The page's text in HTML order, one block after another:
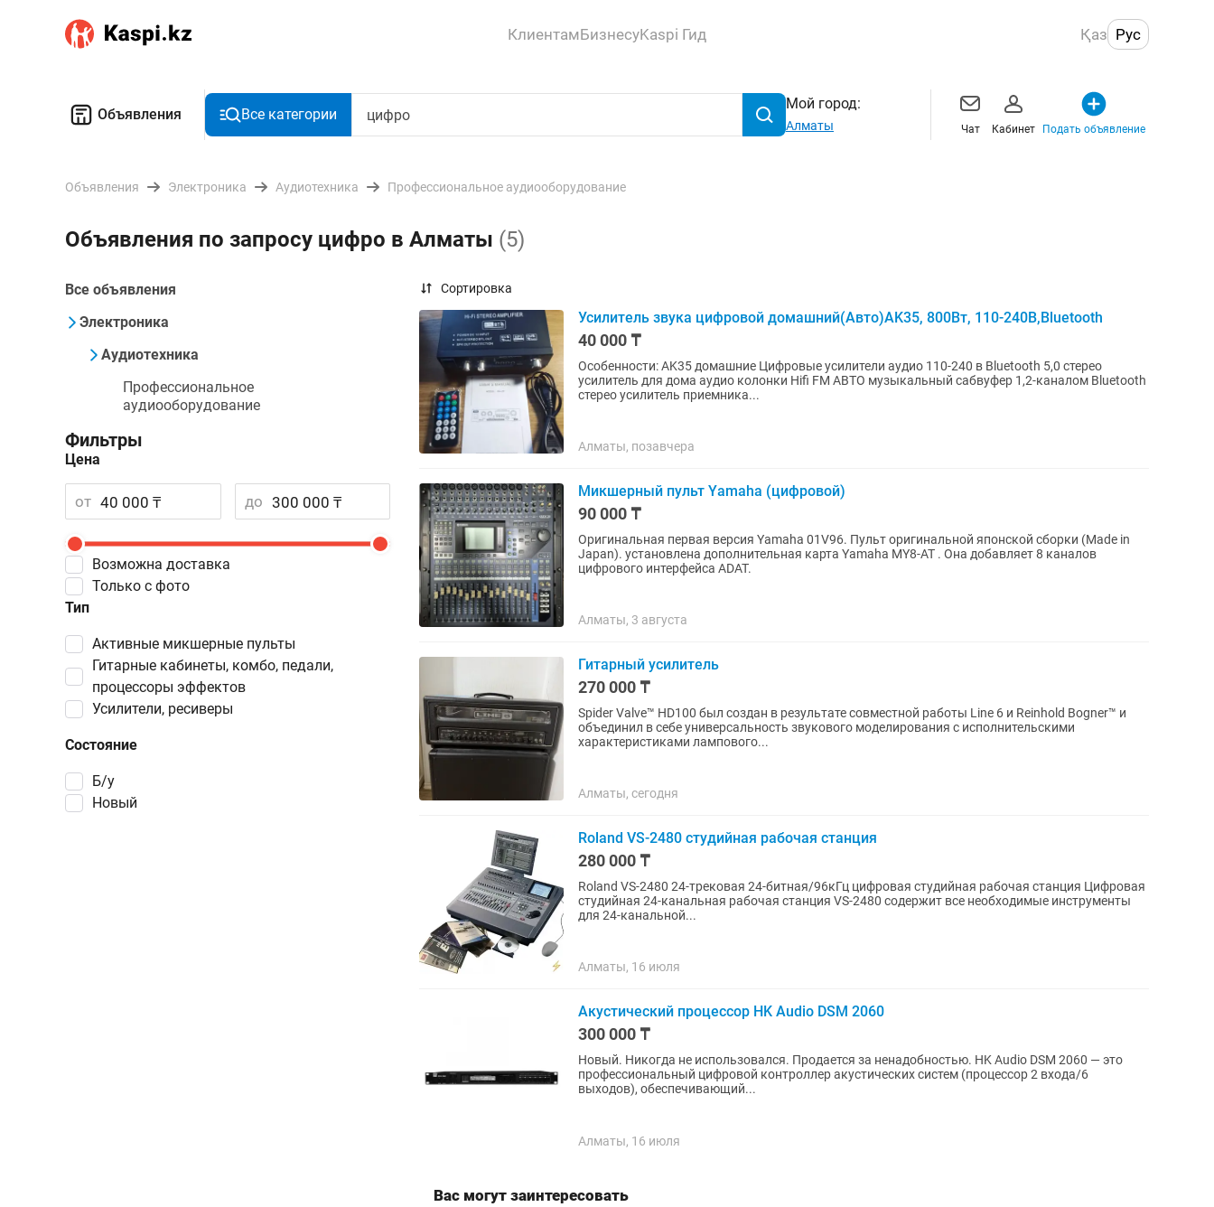
КлиентамБизнесуKaspi Гид Қаз Рус
Объявления Все категории
Мой город:
Алматы Чат Кабинет Подать объявление
Объявления Электроника Аудиотехника Профессиональное аудиооборудование
Объявления по запросу цифро в Алматы (5)
Все объявления
Электроника
Аудиотехника
Профессиональное
аудиооборудование
Фильтры
Цена
от до
Возможна доставка
Тип
активные микшерные пульты
гитарные кабинеты, комбо, педали,
процессоры эффектов
усилители, ресиверы
Состояние
Б/у
Новый
Только с фото
Сортировка
Усилитель звука цифровой домашний(Авто)AK35, 800Вт, 110-240В,Bluetooth
40 000 ₸
Особенности: AK35 домашние Цифровые усилители аудио 110-240 в Bluetooth 5,0 стерео
усилитель для дома аудио колонки Hifi FM АВТО музыкальный сабвуфер 1,2-каналом Bluetooth
стерео усилитель приемника...
Алматы, позавчера
Микшерный пульт Yamaha (цифровой)
90 000 ₸
Оригинальная первая версия Yamaha 01V96. Пульт оригинальной японской сборки (Made in
Japan). установлена дополнительная карта Yamaha MY8-AT . Она добавляет 8 каналов
цифрового интерфейса ADAT.
Алматы, 3 августа
Гитарный усилитель
270 000 ₸
Spider Valve™ HD100 был создан в результате совместной работы Line 6 и Reinhold Bogner™ и
объединил в себе универсальность звукового моделирования с исполнительскими
характеристиками лампового...
Алматы, сегодня
Roland VS-2480 студийная рабочая станция
280 000 ₸
Roland VS-2480 24-трековая 24-битная/96кГц цифровая студийная рабочая станция Цифровая
студийная 24-канальная рабочая станция VS-2480 содержит все необходимые инструменты
для 24-канальной...
Алматы, 16 июля
Акустический процессор HK Audio DSM 2060
300 000 ₸
Новый. Никогда не использовался. Продается за ненадобностью. HK Audio DSM 2060 — это
профессиональный цифровой контроллер акустических систем (процессор 2 входа/6
выходов), обеспечивающий...
Алматы, 16 июля
Вас могут заинтересовать